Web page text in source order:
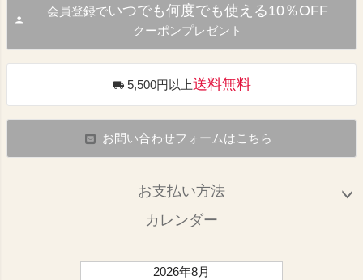
会員登録でいつでも何度でも使える10％OFF
クーポンプレゼント
5,500円以上送料無料
お問い合わせフォームはこちら
お支払い方法
カレンダー
2026年8月